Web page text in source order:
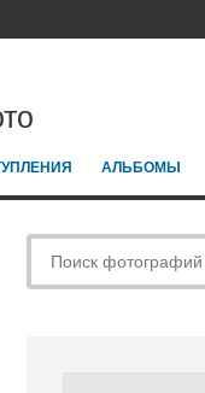
АЛЬБОМЫ